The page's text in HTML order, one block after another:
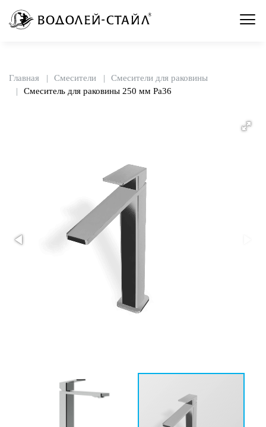
Главная Смесители
Смесители для раковины
Смеситель для раковины 250 мм Pa36